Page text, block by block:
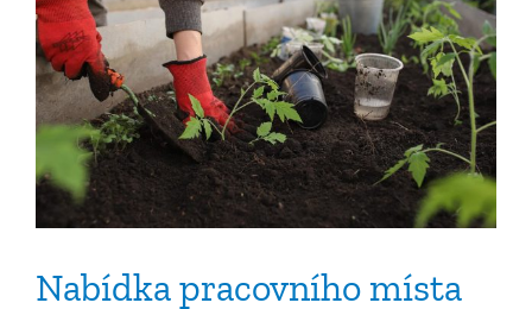
Nabídka pracovního místa